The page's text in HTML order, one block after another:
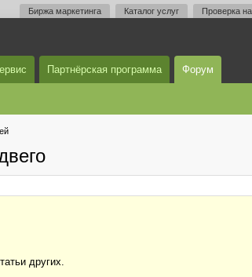
Биржа маркетинга Каталог услуг Проверка
Партнёрская программа Форум
других.